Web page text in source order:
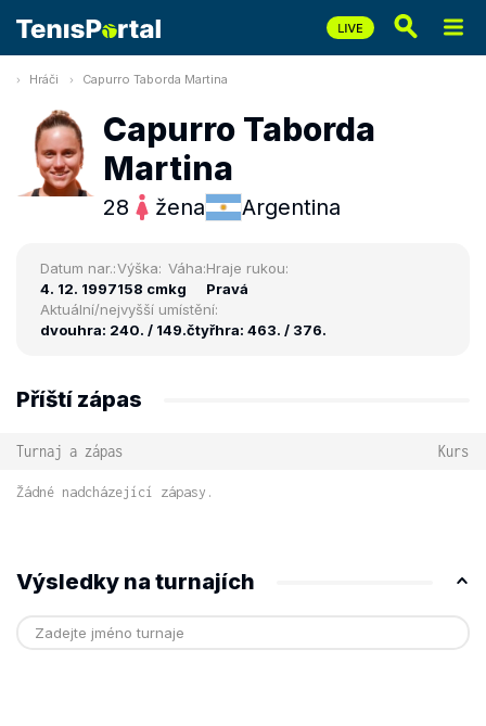
Hráči Capurro Taborda Martina
Capurro Taborda
Martina
28 žena Argentina
Datum nar.:
4. 12. 1997
Výška:
158 cm
Váha:
kg
Hraje rukou:
Pravá
Aktuální/nejvyšší umístění:
dvouhra: 240. / 149.čtyřhra: 463. / 376.
Příští zápas
Turnaj a zápas Kurs
Žádné nadcházející zápasy.
Výsledky na turnajích